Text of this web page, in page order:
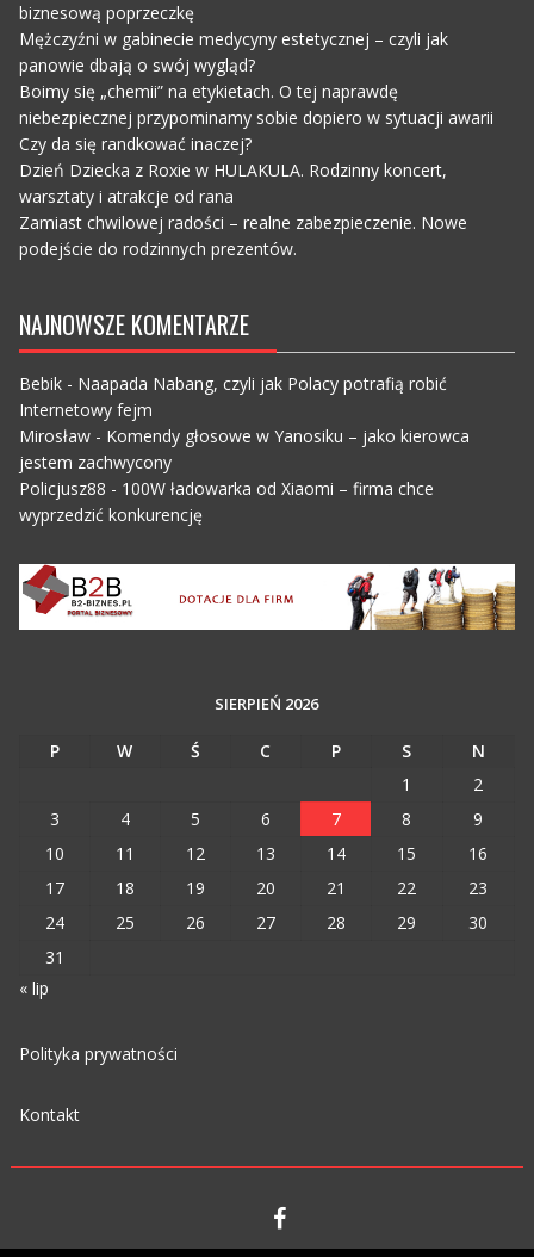
biznesową poprzeczkę
Mężczyźni w gabinecie medycyny estetycznej – czyli jak
panowie dbają o swój wygląd?
Boimy się „chemii” na etykietach. O tej naprawdę
niebezpiecznej przypominamy sobie dopiero w sytuacji awarii
Czy da się randkować inaczej?
Dzień Dziecka z Roxie w HULAKULA. Rodzinny koncert,
warsztaty i atrakcje od rana
Zamiast chwilowej radości – realne zabezpieczenie. Nowe
podejście do rodzinnych prezentów.
NAJNOWSZE KOMENTARZE
Bebik- Naapada Nabang, czyli jak Polacy potrafią robić
Internetowy fejm
Mirosław- Komendy głosowe w Yanosiku – jako kierowca
jestem zachwycony
Policjusz88 - 100W ładowarka od Xiaomi – firma chce
wyprzedzić konkurencję
SIERPIEŃ 2026
P W Ś C P S
N
1
2
3
4 5 6 7 8
9
10
11 12 13 14 15
16
17
18 19 20 21 22
23
24
25 26 27 28 29
30
31
« lip
Polityka prywatności
Kontakt